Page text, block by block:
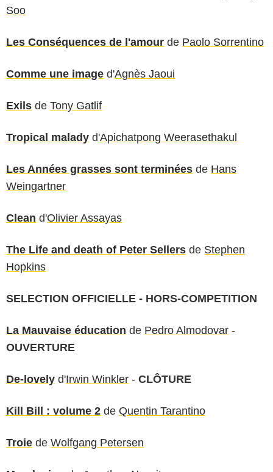
Soo
Les Conséquences de l'amour de Paolo Sorrentino
Comme une image d'Agnès Jaoui
Exils de Tony Gatlif
Tropical malady d'Apichatpong Weerasethakul
Les Années grasses sont terminées de Hans
Weingartner
Clean d'Olivier Assayas
The Life and death of Peter Sellers de Stephen
Hopkins
SELECTION OFFICIELLE - HORS-COMPETITION
La Mauvaise éducation de Pedro Almodovar -
OUVERTURE
De-lovely d'Irwin Winkler - CLÔTURE
Kill Bill : volume 2 de Quentin Tarantino
Troie de Wolfgang Petersen